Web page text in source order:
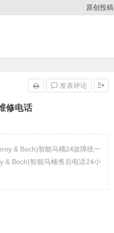
原创投稿
修电话
发表评论
& Boch)智能马桶24故障统一
& Boch)智能马桶售后电话24小